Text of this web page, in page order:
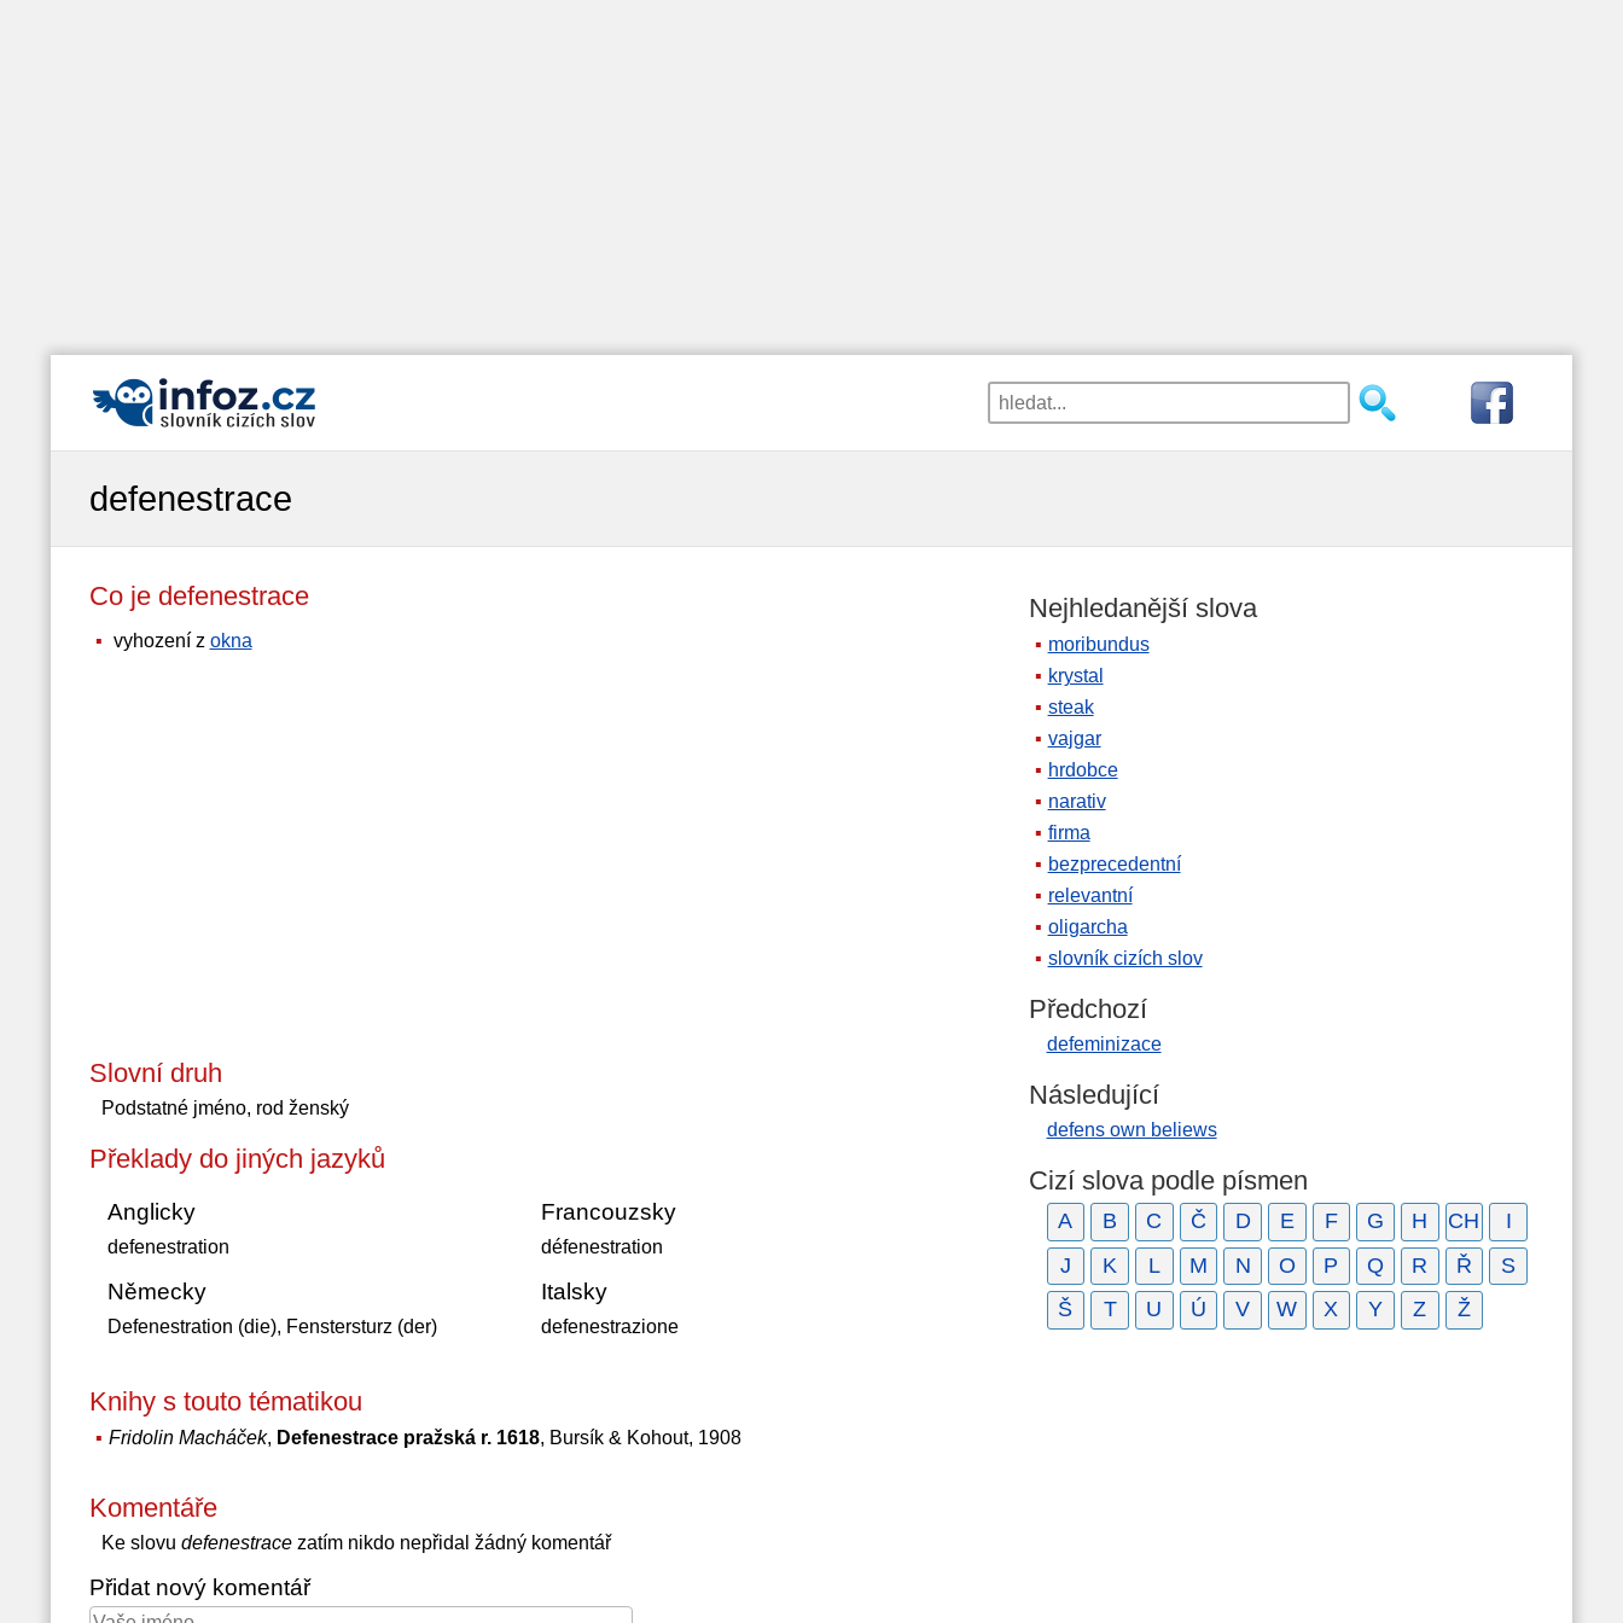
defenestrace
Co je defenestrace
vyhození z okna
Slovní druh
Podstatné jméno, rod ženský
Překlady do jiných jazyků
Anglicky
defenestration
Německy
Defenestration (die), Fenstersturz (der)
Francouzsky
défenestration
Italsky
defenestrazione
Knihy s touto tématikou
Fridolin Macháček, Defenestrace pražská r. 1618, Bursík & Kohout, 1908
Komentáře
Ke slovu defenestracezatím nikdo nepřidal žádný komentář
Přidat nový komentář
Nejhledanější slova
moribundus
krystal
steak
vajgar
hrdobce
narativ
firma
bezprecedentní
relevantní
oligarcha
slovník cizích slov
Předchozí
defeminizace
Následující
defens own beliews
Cizí slova podle písmen
A B C Č D E F G H CH
I
J
K L M N O P Q R Ř
S
Š
T U Ú V W X Y Z Ž